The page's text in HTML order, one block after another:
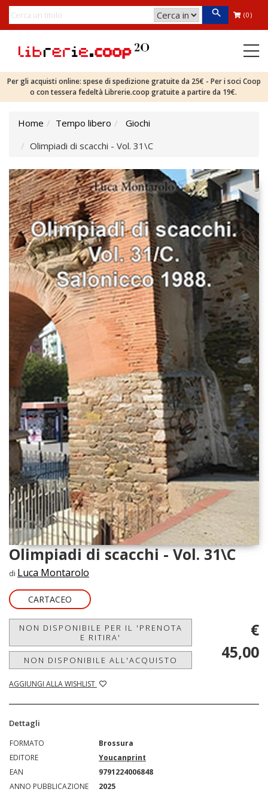
(0)
Per gli acquisti online: spese di spedizione gratuite da 25€ - Per i soci Coop
o con tessera fedeltà Librerie.coop gratuite a partire da 19€.
Home Tempo libero
Giochi
Olimpiadi di scacchi - Vol. 31\C
Olimpiadi di scacchi - Vol. 31\C
di Luca Montarolo
CARTACEO
NON DISPONIBILE PER IL 'PRENOTA
E RITIRA'
NON DISPONIBILE ALL'ACQUISTO
AGGIUNGI ALLA WISHLIST
€
45,00
Dettagli
FORMATO
Brossura
EDITORE
Youcanprint
EAN
9791224006848
ANNO PUBBLICAZIONE
2025